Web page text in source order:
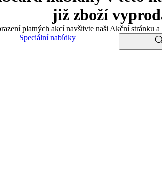
již zboží
platných akcí navštivte naši Akční stránku
Speciální nabídky